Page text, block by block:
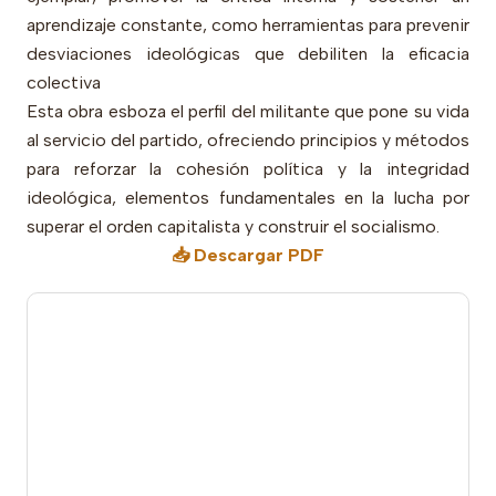
aprendizaje constante, como herramientas para prevenir
desviaciones ideológicas que debiliten la eficacia
colectiva
Esta obra esboza el perfil del militante que pone su vida
al servicio del partido, ofreciendo principios y métodos
para reforzar la cohesión política y la integridad
ideológica, elementos fundamentales en la lucha por
superar el orden capitalista y construir el socialismo.
📥 Descargar PDF